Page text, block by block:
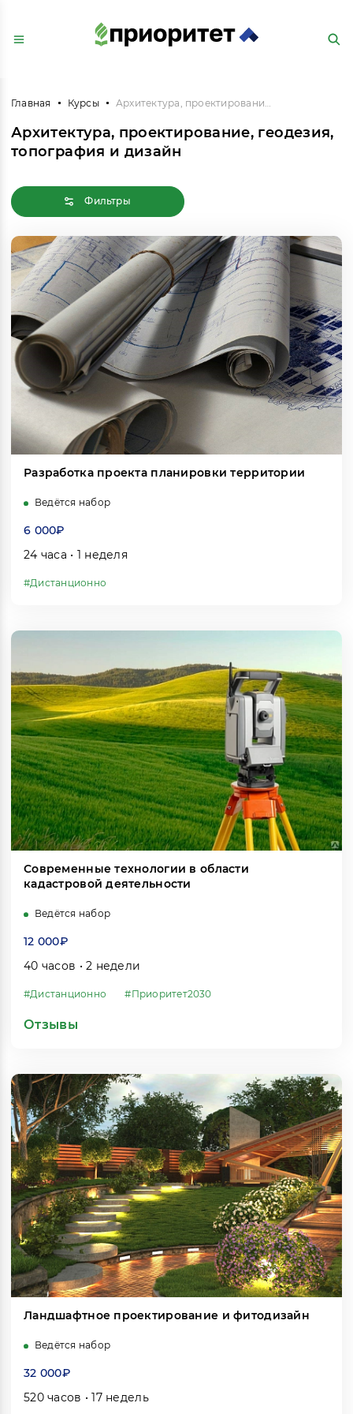
Главная Курсы Архитектура, проектирование, геодезия, топография и дизайн
Архитектура, проектирование, геодезия,
топография и дизайн
Фильтры
Разработка проекта планировки территории
Ведётся набор
6 000₽
24 часа • 1 неделя
#Дистанционно
Современные технологии в области
кадастровой деятельности
Ведётся набор
12 000₽
40 часов • 2 недели
#Дистанционно #Приоритет2030
Отзывы
Ландшафтное проектирование и фитодизайн
Ведётся набор
32 000₽
520 часов • 17 недель